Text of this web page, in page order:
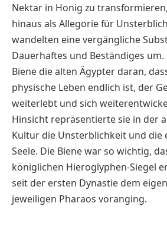
Nektar in Honig zu
hinaus als Allegorie für
wandelten eine vergängliche
Dauerhaftes und Beständiges
Biene die alten Ägypter daran,
physische Leben endlich ist, der
weiterlebt und sich
Hinsicht repräsentierte sie in der
Kultur die Unsterblichkeit und die
Seele. Die Biene war so wichtig,
königlichen Hieroglyphen-Siegel
seit der ersten Dynastie dem
jeweiligen Pharaos voranging.